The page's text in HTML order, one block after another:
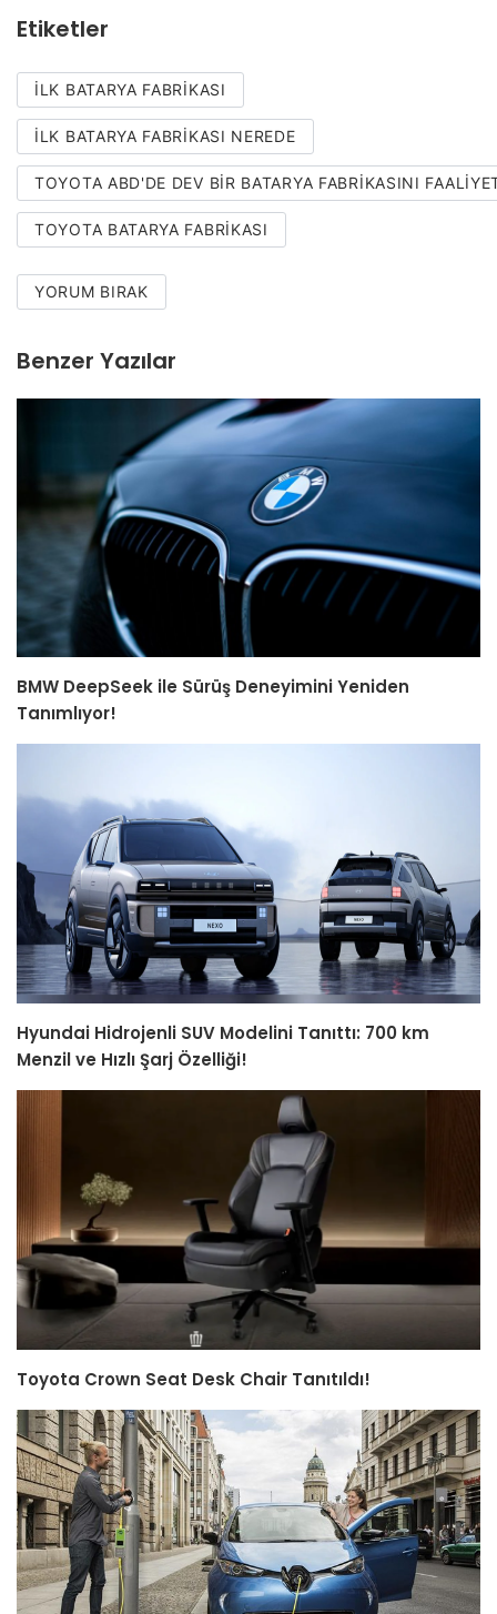
Etiketler
ILK BATARYA FABRIKASI
ILK BATARYA FABRIKASI NEREDE
TOYOTA ABD'DE DEV BIR BATARYA FABRIKASINI
TOYOTA BATARYA FABRIKASI
YORUM BIRAK
Benzer Yazılar
BMW DeepSeek ile Sürüş Deneyimini Yeniden
Tanımlıyor!
Hyundai Hidrojenli SUV Modelini Tanıttı: 700 km
Menzil ve Hızlı Şarj Özelliği!
Toyota Crown Seat Desk Chair Tanıtıldı!